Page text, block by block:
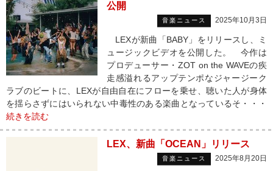
公開
音楽ニュース 2025年10月3日
LEXが新曲「BABY」をリリースし、ミ
ュージックビデオを公開した。 今作は
プロデューサー・ZOT on the WAVEの疾
走感溢れるアップテンポなジャージーク
ラブのビートに、LEXが自由自在にフローを乗せ、聴いた人が身体
を揺らさずにはいられない中毒性のある楽曲となっているそ・・・
続きを読む
LEX、新曲「OCEAN」リリース
音楽ニュース 2025年8月20日